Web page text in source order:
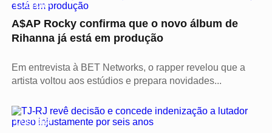
CULTURA
A$AP Rocky confirma que o novo álbum de
Rihanna já está em produção
Em entrevista à BET Networks, o rapper revelou que a
artista voltou aos estúdios e prepara novidades...
CULTURA